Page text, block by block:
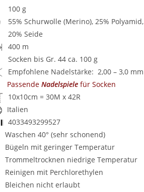
100 g
55% Schurwolle (Merino), 25% Polyamid,
20% Seide
400 m
Socken bis Gr. 44 ca. 100 g
Empfohlene Nadelstärke: 2,00 – 3,0 mm
PassendeNadelspiele für Socken
10x10cm = 30M x 42R
Italien
4033493299527
Waschen 40° (sehr schonend)
Bügeln mit geringer Temperatur
Trommeltrocknen niedrige Temperatur
Reinigen mit Perchlorethylen
Bleichen nicht erlaubt